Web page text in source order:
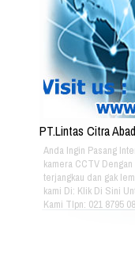
PT.Lintas Citra
Anda Ingin Pasang
kamera CCTV Dengan
terjangkau dan gak
kami Di: Klik Di Sini
Kami Tlpn: 021 8795